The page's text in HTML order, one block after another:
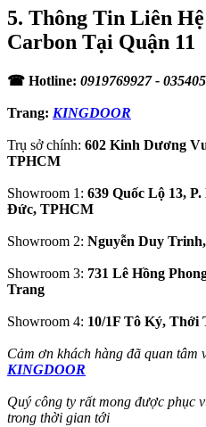
5. Thông Tin Liên
Carbon Tại Quận 11​
☎ Hotline: 0919769927-
Trang: KINGDOOR
Trụ sở chính: 602 Kinh Dương
TPHCM
Showroom 1: 639 Quốc Lộ 13,
Đức, TPHCM
Showroom 2: Nguyễn Duy
Showroom 3: 731 Lê Hồng
Trang
Showroom 4: 10/1F Tô Ký, Thới
Cảm ơn khách hàng đã quan tâm
KINGDOOR
Quý công ty rất mong được phục
trong thời gian tới